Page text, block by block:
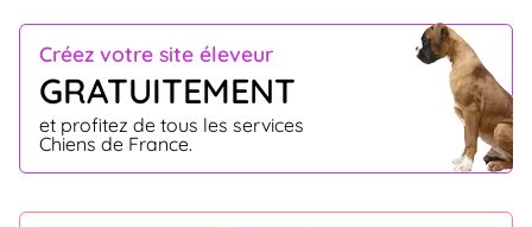
Créez votre site éleveur
GRATUITEMENT
et profitez de tous les services
Chiens de France.